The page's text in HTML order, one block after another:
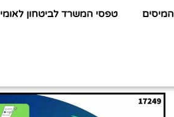
טפסי המשרד לביטחון לאומי